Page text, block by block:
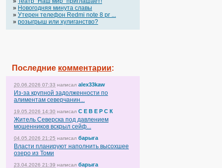
» Новогодняя минута славы
» Утерен телефон Redmi note 8 pr ...
» розыгрыш или хулиганство?
Последние комментарии:
20.06.2026 07:33 написал alex33kaw
Из-за крупной задолженности по
алиментам северчанин...
19.05.2026 14:30 написал С Е В Е Р С К
Житель Северска под давлением
мошенников вскрыл сейф...
04.05.2026 21:25 написал барыга
Власти планируют наполнить высохшее
озеро из Томи
23.04.2026 21:39 написал барыга